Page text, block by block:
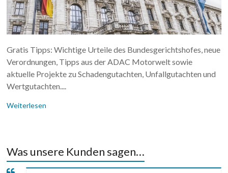
Gratis Tipps: Wichtige Urteile des Bundesgerichtshofes, neue
Verordnungen, Tipps aus der ADAC Motorwelt sowie
aktuelle Projekte zu Schadengutachten, Unfallgutachten und
Wertgutachten....
Weiterlesen
Was unsere Kunden sagen…